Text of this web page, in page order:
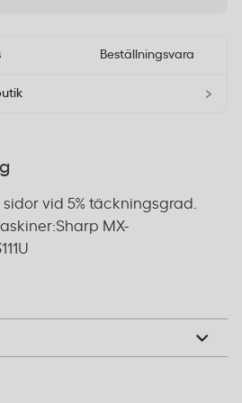
Beställningsvara
›
vid 5% täckningsgrad.
MX-